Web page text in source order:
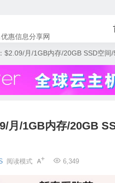
惠信息分享网
$2.09/月/1GB内存/20GB SSD空
月/1GB内存/20GB
6,349
阅读模式